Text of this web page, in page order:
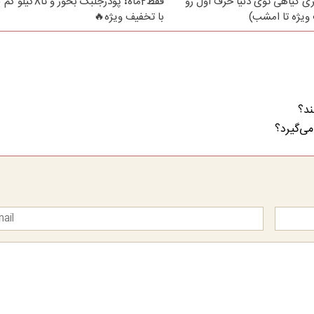
ویژه تا امشب)
با تخفیف ویژه🔥